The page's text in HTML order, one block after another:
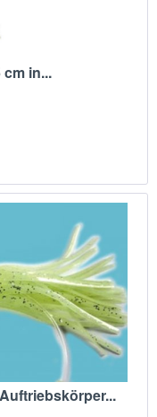
in...